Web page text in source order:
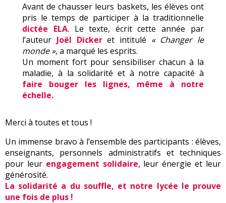
Avant de chausser leurs baskets, les élèves ont
pris le temps de participer à la traditionnelle
dictée ELA. Le texte, écrit cette année par
l’auteur Joël Dickeret intitulé « Changer le
monde », a marqué les esprits.
Un moment fort pour sensibiliser chacun à la
maladie, à la solidarité et à notre capacité à
faire bouger les lignes, même à notre
échelle.
Merci à toutes et tous !
Un immense bravo à l’ensemble des participants : élèves,
enseignants, personnels administratifs et techniques
pour leur engagement solidaire, leur énergie et leur
générosité.
La solidarité a du souffle, et notre lycée le prouve
une fois de plus !